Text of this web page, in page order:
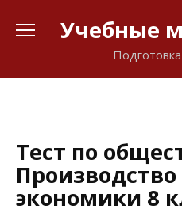
Учебные
Тест по
экономики 8